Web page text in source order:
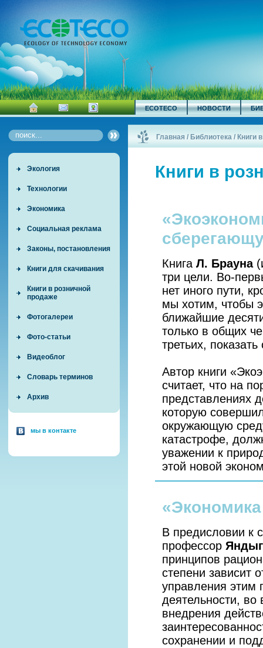
ECOTECO НОВОСТИ
Экология
Технологии
Экономика
Социальная реклама
Законы, постановления
Книги для скачивания
Книги в розничной
продаже
Фотогалереи
Фото-статьи
Видеоблог
Словарь терминов
Архив
мы в контакте
Главная / Библиотека / Книги
Книги в
Книга Л. Брауна
три цели. Во-
нет иного пути,
мы хотим, чтобы
ближайшие
только в общих
третьих,
Автор книги
считает, что на
представлениях
которую
окружающую
катастрофе,
уважении к
этой новой
В предисловии к
профессор
принципов
степени зависит
управления этим
деятельности, во
внедрения
сохранении и